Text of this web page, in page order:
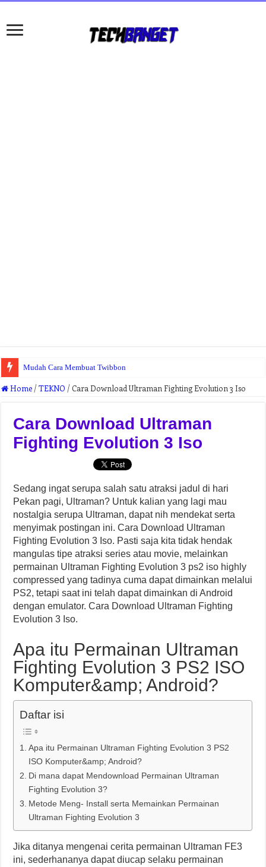
Mudah Cara Membuat Twibbon
Home /TEKNO /Cara Download Ultraman Fighting Evolution 3 Iso
Cara Download Ultraman
Fighting Evolution 3 Iso
Sedang ingat serupa salah satu atraksi jadul di hari
Pekan pagi, Ultraman? Untuk kalian yang lagi mau
nostalgia serupa Ultraman, dapat nih mendekat serta
menyimak postingan ini. Cara Download Ultraman
Fighting Evolution 3 Iso. Pasti saja kita tidak hendak
mangulas tipe atraksi series atau movie, melainkan
permainan Ultraman Fighting Evolution 3 ps2 iso highly
compressed yang tadinya cuma dapat dimainkan melalui
PS2, tetapi saat ini telah dapat dimainkan di Android
dengan emulator. Cara Download Ultraman Fighting
Evolution 3 Iso.
Apa itu Permainan Ultraman
Fighting Evolution 3 PS2 ISO
Komputer&amp; Android?
Daftar isi
Apa itu Permainan Ultraman Fighting Evolution 3 PS2
ISO Komputer&amp; Android?
Di mana dapat Mendownload Permainan Ultraman
Fighting Evolution 3?
Metode Meng- Install serta Memainkan Permainan
Ultraman Fighting Evolution 3
Jika ditanya mengenai cerita permainan Ultraman FE3
ini, sederhananya dapat diucap selaku permainan